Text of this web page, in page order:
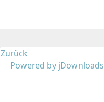
Zurück
Powered by jDownloads